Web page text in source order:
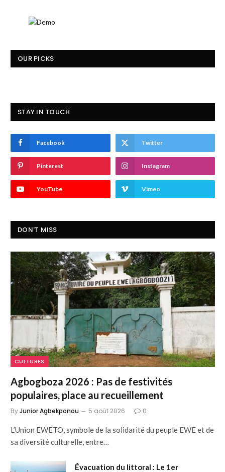
OUR PICKS
STAY IN TOUCH
Facebook Twitter
Pinterest Instagram
YouTube Vimeo
DON'T MISS
CULTURES
Agbogboza 2026 : Pas de festivités
populaires, place au recueillement
ByJunior Agbekponou 5 août 2026 0
L’Union EWETO, symbole de la solidarité du peuple EWE et de
sa diversité culturelle, entre…
Évacuation du littoral : Le 1er